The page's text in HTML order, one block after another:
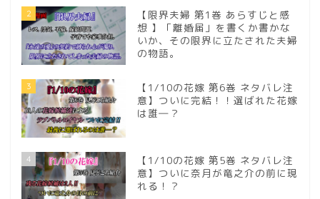
2
【限界夫婦 第1巻 あらすじと感
想 】「離婚届」を書くか書かな
いか、その限界に立たされた夫婦
の物語。
3
【1/10の花嫁 第6巻 ネタバレ注
意】ついに完結！！選ばれた花嫁
は誰―？
4
【1/10の花嫁 第5巻 ネタバレ注
意】ついに奈月が竜之介の前に現
れる！？